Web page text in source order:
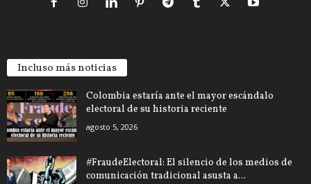
Incluso más noticias
Colombia estaría ante el mayor escándalo
electoral de su historia reciente
agosto 5, 2026
#FraudeElectoral: El silencio de los medios de
comunicación tradicional asusta a...